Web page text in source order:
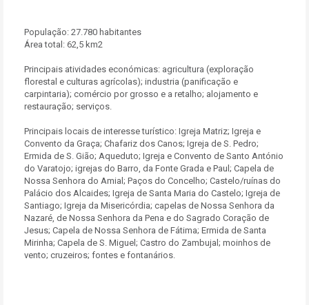
População: 27.780 habitantes
Área total: 62,5 km2
Principais atividades económicas: agricultura (exploração
florestal e culturas agrícolas); industria (panificação e
carpintaria); comércio por grosso e a retalho; alojamento e
restauração; serviços.
Principais locais de interesse turístico: Igreja Matriz; Igreja e
Convento da Graça; Chafariz dos Canos; Igreja de S. Pedro;
Ermida de S. Gião; Aqueduto; Igreja e Convento de Santo António
do Varatojo; igrejas do Barro, da Fonte Grada e Paul; Capela de
Nossa Senhora do Amial; Paços do Concelho; Castelo/ruínas do
Palácio dos Alcaides; Igreja de Santa Maria do Castelo; Igreja de
Santiago; Igreja da Misericórdia; capelas de Nossa Senhora da
Nazaré, de Nossa Senhora da Pena e do Sagrado Coração de
Jesus; Capela de Nossa Senhora de Fátima; Ermida de Santa
Mirinha; Capela de S. Miguel; Castro do Zambujal; moinhos de
vento; cruzeiros; fontes e fontanários.